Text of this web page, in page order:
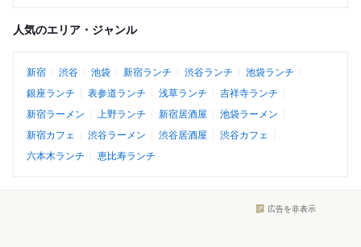
人気のエリア・ジャンル
新宿 渋谷 池袋 新宿ランチ 渋谷ランチ
池袋ランチ
銀座ランチ
表参道ランチ 浅草ランチ
吉祥寺ランチ
新宿ラーメン
上野ランチ 新宿居酒屋
池袋ラーメン
新宿カフェ
渋谷ラーメン 渋谷居酒屋
渋谷カフェ
六本木ランチ
恵比寿ランチ
広告を非表示